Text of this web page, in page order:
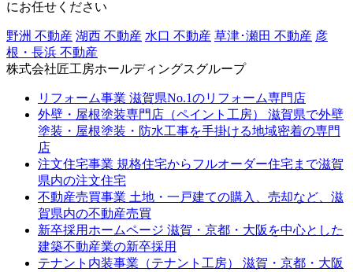
にお任せください
野洲 不動産 湖西 不動産 水口 不動産 草津･瀬田 不動産 彦
根・長浜 不動産
株式会社匠工房ホールディングスグループ
リフォーム事業 滋賀県No.1のリフォーム専門店
外壁・屋根塗装専門店（ペイント工房）
滋賀県で外壁
塗装・屋根塗装・防水工事を手掛ける地域密着の専門
店
注文住宅事業 規格住宅からフルオーダー住宅まで滋賀
県内の注文住宅
不動産売買事業 土地・一戸建ての購入、売却など、滋
賀県内の不動産売買
新卒採用ホームページ 滋賀・京都・大阪を中心とした
建築不動産業の新卒採用
テナント内装事業（テナント工房）
滋賀・京都・大阪